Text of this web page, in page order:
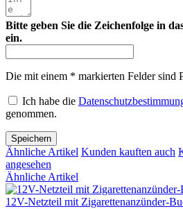
Bitte geben Sie die Zeichenfolge in
ein.
Die mit einem * markierten Felder sind
Ich habe die
genommen.
Speichern
Ähnliche Artikel Kunden kauften auch
angesehen
Ähnliche Artikel
12V-Netzteil mit Zigarettenanzünder-